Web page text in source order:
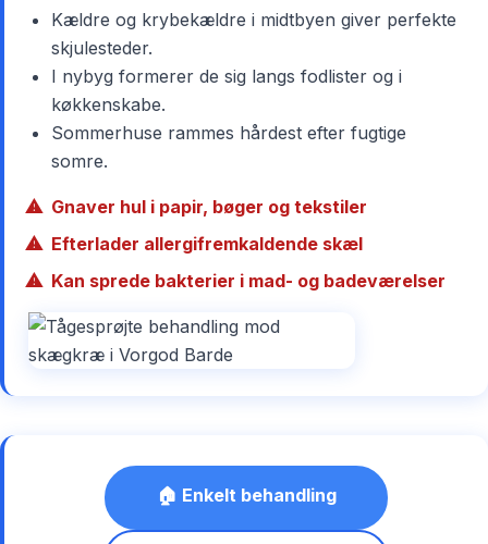
Kældre og krybekældre i midtbyen giver perfekte
skjulesteder.
I nybyg formerer de sig langs fodlister og i
køkkenskabe.
Sommerhuse rammes hårdest efter fugtige
somre.
Gnaver hul i papir, bøger og tekstiler
Efterlader allergifremkaldende skæl
Kan sprede bakterier i mad- og badeværelser
🏠 Enkelt behandling